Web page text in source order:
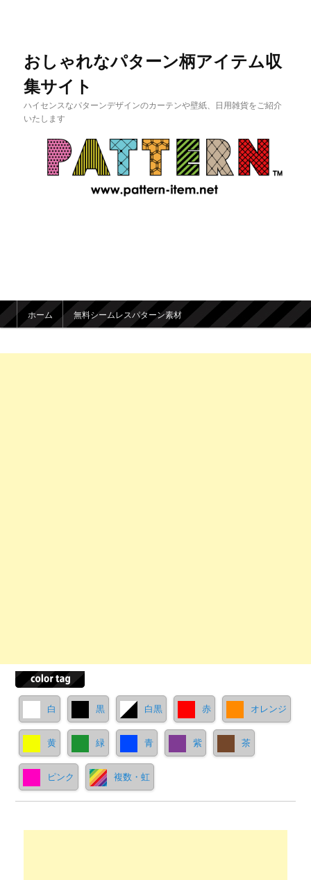
おしゃれなパターン柄アイテム収
集サイト
ハイセンスなパターンデザインのカーテンや壁紙、日用雑貨をご紹介
いたします
メインメニュー
メインコンテンツへ移動
サブコンテンツへ移動
ホーム 無料シームレスパターン素材
白 黒 白黒 赤 オレンジ
黄 緑 青 紫 茶
ピンク 複数・虹